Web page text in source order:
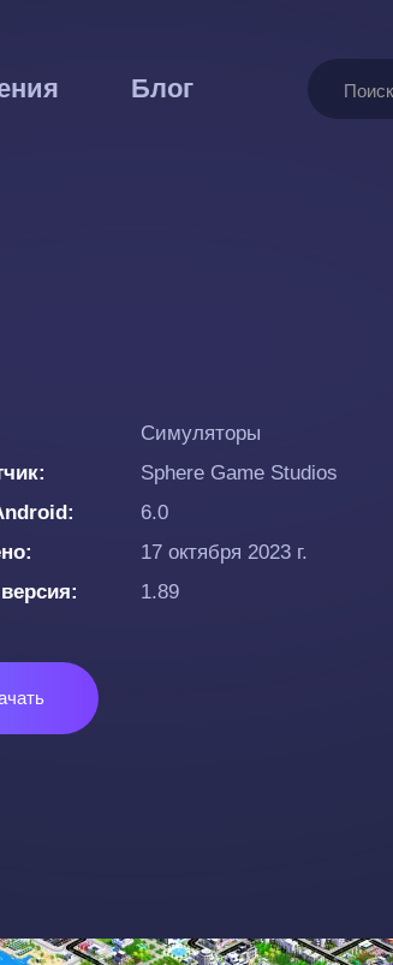
Блог Поиск
Симуляторы
Sphere Game Studios
6.0
17 октября 2023 г.
1.89